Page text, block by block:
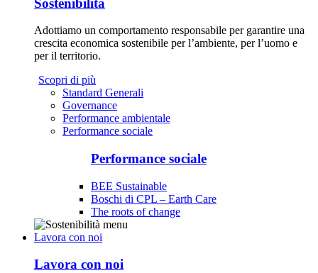
Adottiamo un comportamento responsabile per garantire una
crescita economica sostenibile per l’ambiente, per l’uomo e
per il territorio.
Scopri di più
Standard Generali
Governance
Performance ambientale
Performance sociale
Performance sociale
BEE Sustainable
Boschi di CPL – Earth Care
The roots of change
Lavora con noi
Lavora con noi